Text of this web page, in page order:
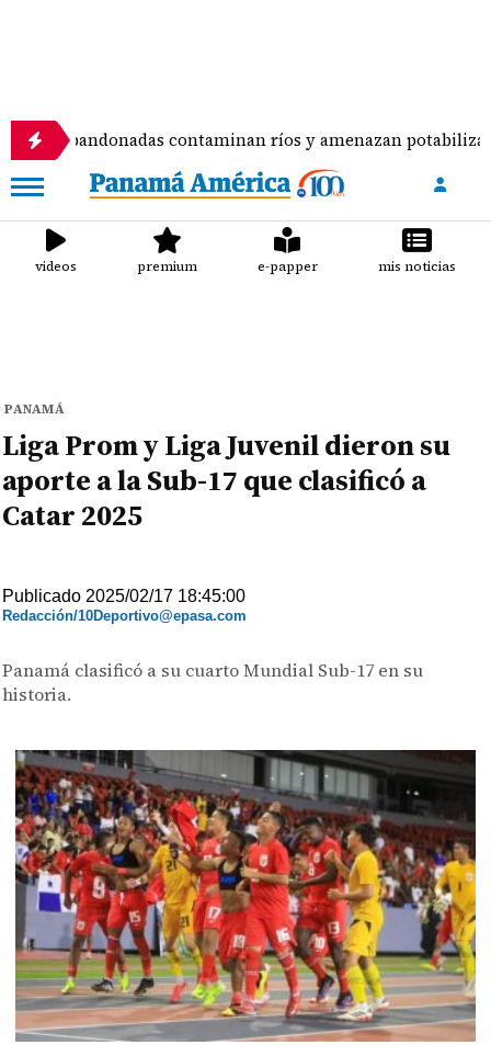
contaminan ríos y amenazan potabilizadora en
videos premium e-papper mis noticias
PANAMÁ
Liga Prom y Liga Juvenil dieron su
aporte a la Sub-17 que clasificó a
Catar 2025
Publicado 2025/02/17 18:45:00
Redacción/10Deportivo@epasa.com
Panamá clasificó a su cuarto Mundial Sub-17 en su
historia.